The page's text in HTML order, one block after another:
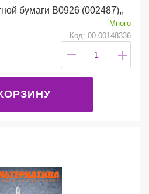
бумаги В0926 (002487),,
Много
Код: 00-00148336